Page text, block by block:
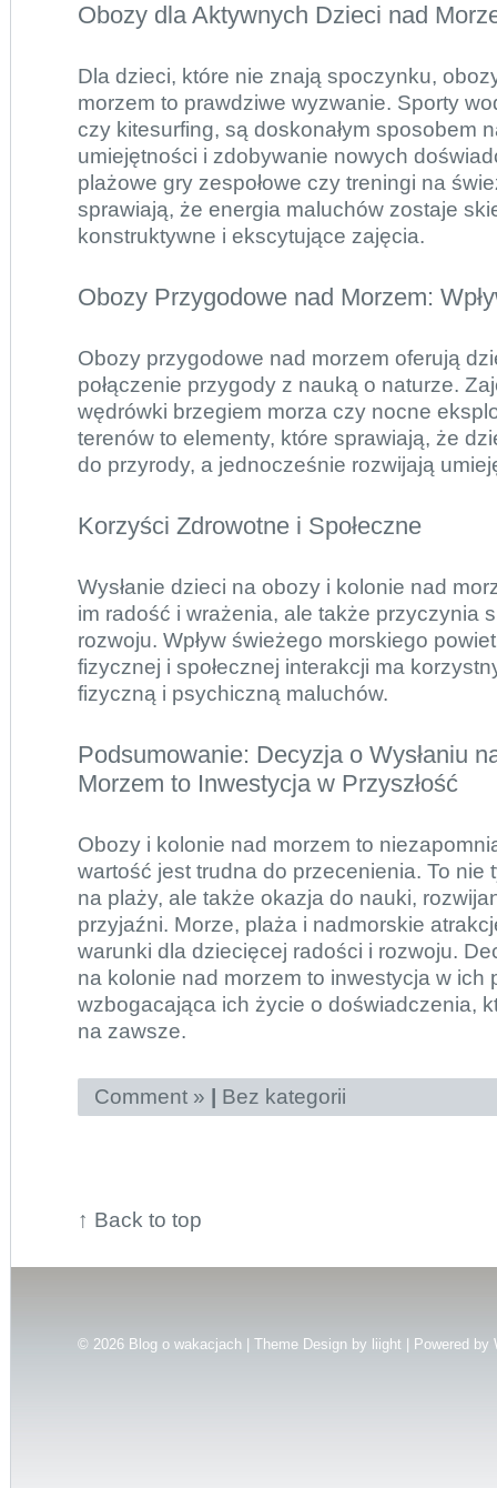
Obozy dla Aktywnych Dzieci nad
Dla dzieci, które nie znają spoczynku,
morzem to prawdziwe wyzwanie. Sporty
czy kitesurfing, są doskonałym sposobem
umiejętności i zdobywanie nowych
plażowe gry zespołowe czy treningi na
sprawiają, że energia maluchów zostaje
konstruktywne i ekscytujące zajęcia.
Obozy Przygodowe nad Morzem:
Obozy przygodowe nad morzem oferują
połączenie przygody z nauką o naturze.
wędrówki brzegiem morza czy nocne
terenów to elementy, które sprawiają, że
do przyrody, a jednocześnie rozwijają
Korzyści Zdrowotne i Społeczne
Wysłanie dzieci na obozy i kolonie nad
im radość i wrażenia, ale także przyczynia
rozwoju. Wpływ świeżego morskiego
fizycznej i społecznej interakcji ma
fizyczną i psychiczną maluchów.
Podsumowanie: Decyzja o Wysłaniu
Morzem to Inwestycja w Przyszłość
Obozy i kolonie nad morzem to
wartość jest trudna do przecenienia. To nie
na plaży, ale także okazja do nauki,
przyjaźni. Morze, plaża i nadmorskie
warunki dla dziecięcej radości i rozwoju.
na kolonie nad morzem to inwestycja w ich
wzbogacająca ich życie o doświadczenia,
na zawsze.
Comment » Bez kategorii
↑ Back to top
© 2026 Blog o wakacjach | Theme Design by liight | Powered by